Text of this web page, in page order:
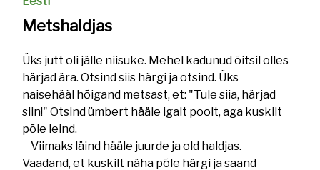
Metshaldjas
Üks jutt oli jälle niisuke. Mehel kadunud õitsil olles
härjad ära. Otsind siis härgi ja otsind. Üks
naisehääl hõigand metsast, et: "Tule siia, härjad
siin!" Otsind ümbert hääle igalt poolt, aga kuskilt
põle leind.
Viimaks läind hääle juurde ja old haldjas.
Vaadand, et kuskilt näha põle härgi ja saand